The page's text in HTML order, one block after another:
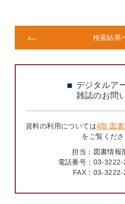
検索結果
デジタルア
雑誌のお問
資料の利用については4階 図
をご覧くださ
担当： 図書情報
電話番号： 03-3222-
FAX： 03-3222-